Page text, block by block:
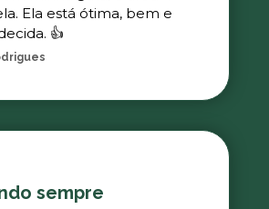
Ela está ótima, bem e
👍
sempre